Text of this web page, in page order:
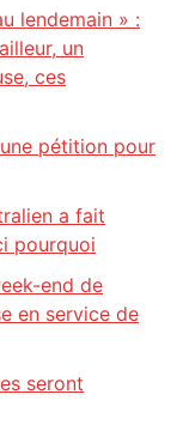
lendemain » :
un
ces
pétition pour
a fait
pourquoi
end de
en service de
seront